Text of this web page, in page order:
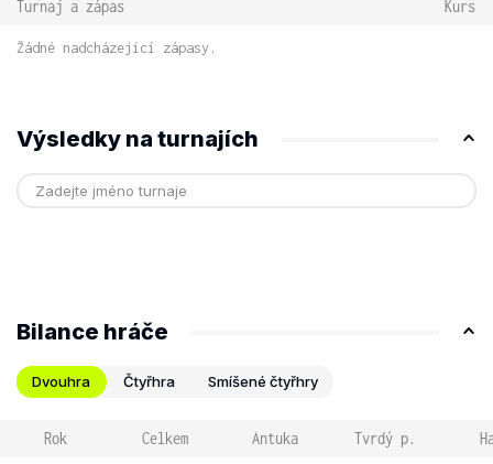
Turnaj a zápas Kurs
Žádné nadcházející zápasy.
Výsledky na turnajích
Bilance hráče
Dvouhra Čtyřhra Smíšené čtyřhry
Rok Celkem Antuka Tvrdý p.